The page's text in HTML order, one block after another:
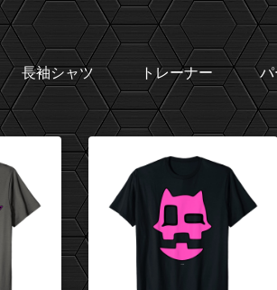
長袖シャツ トレーナー パ